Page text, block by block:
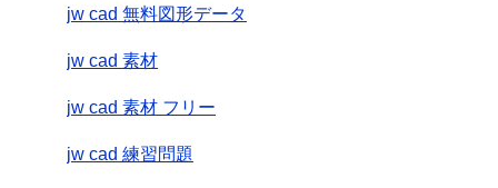
jw cad 無料図形データ
jw cad 素材
jw cad 素材 フリー
jw cad 練習問題